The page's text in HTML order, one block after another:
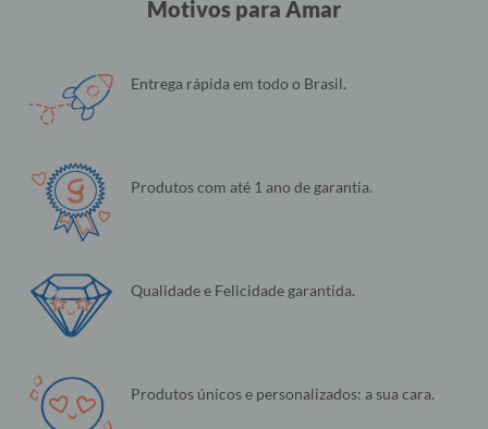
Motivos para Amar
Entrega rápida em todo o Brasil.
Produtos com até 1 ano de garantia.
Qualidade e Felicidade garantida.
Produtos únicos e personalizados: a sua cara.